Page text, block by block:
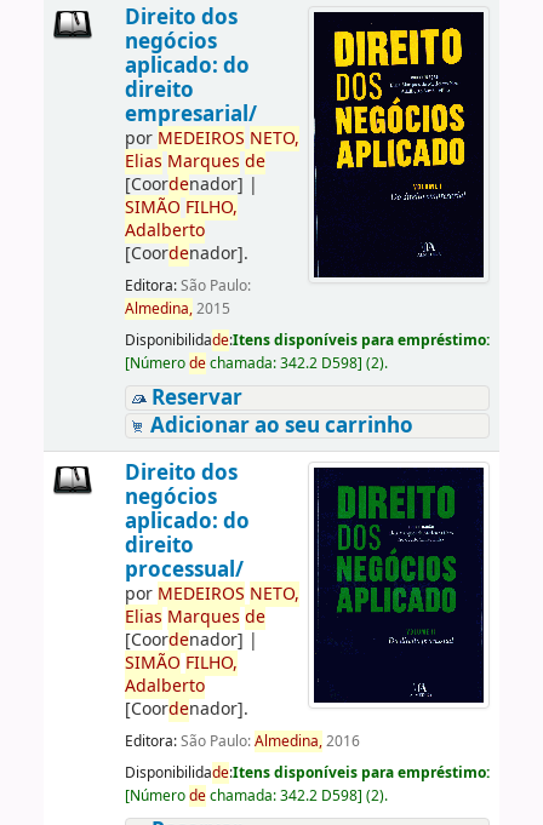
Direito dos
negócios
aplicado: do
direito
empresarial/
por MEDEIROS NETO,
Elias Marques de
[Coordenador] |
SIMÃO FILHO,
Adalberto
[Coordenador].
Editora:São Paulo:
Almedina,2015
Disponibilidade:Itens disponíveis para empréstimo:
[Númerodechamada:342.2 D598] (2).
Reservar
Adicionar ao seu carrinho
Direito dos
negócios
aplicado: do
direito
processual/
por MEDEIROS NETO,
Elias Marques de
[Coordenador] |
SIMÃO FILHO,
Adalberto
[Coordenador].
Editora:São Paulo:Almedina,2016
Disponibilidade:Itens disponíveis para empréstimo:
[Númerodechamada:342.2 D598] (2).